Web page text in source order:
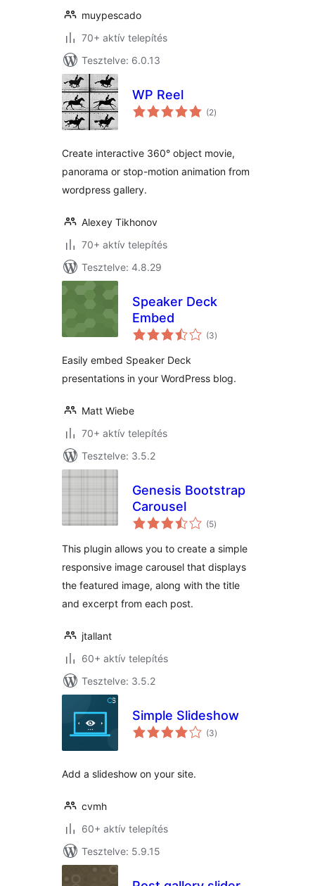
muypescado
70+ aktív telepítés
Tesztelve: 6.0.13
WP Reel
(2értékelés
összesen
)
Create interactive 360° object movie,
panorama or stop-motion animation from
wordpress gallery.
Alexey Tikhonov
70+ aktív telepítés
Tesztelve: 4.8.29
Speaker Deck
Embed
(3értékelés
összesen
)
Easily embed Speaker Deck
presentations in your WordPress blog.
Matt Wiebe
70+ aktív telepítés
Tesztelve: 3.5.2
Genesis Bootstrap
Carousel
(5értékelés
összesen
)
This plugin allows you to create a simple
responsive image carousel that displays
the featured image, along with the title
and excerpt from each post.
jtallant
60+ aktív telepítés
Tesztelve: 3.5.2
Simple Slideshow
(3értékelés
összesen
)
Add a slideshow on your site.
cvmh
60+ aktív telepítés
Tesztelve: 5.9.15